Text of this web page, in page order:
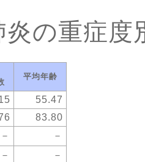
炎の重症度
平均年齢
55.47
83.80
－ －
－ －